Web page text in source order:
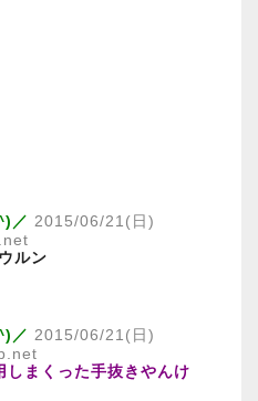
／ 2015/06/21(日)
ルン
／ 2015/06/21(日)
まくった手抜きやんけ